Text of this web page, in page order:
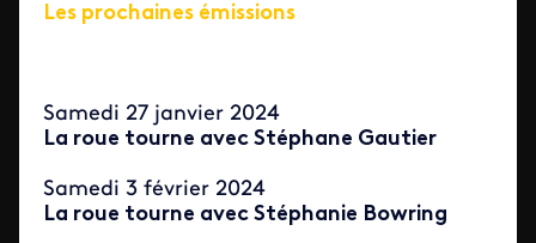
Les prochaines émissions
Samedi 27 janvier 2024
La roue tourne avec Stéphane Gautier
Samedi 3 février 2024
La roue tourne avec Stéphanie Bowring